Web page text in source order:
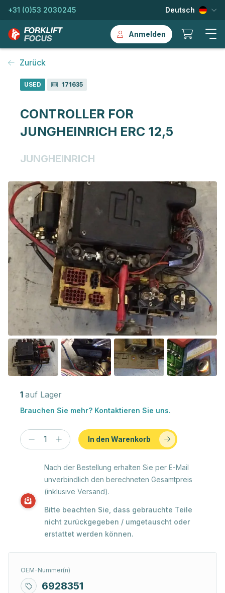
+31 (0)53 2030245 Deutsch
Anmelden
Zurück
USED 171635
CONTROLLER FOR
JUNGHEINRICH ERC 12,5
JUNGHEINRICH
1 auf Lager
Brauchen Sie mehr? Kontaktieren Sie uns.
In den Warenkorb
Nach der Bestellung erhalten Sie per E-Mail
unverbindlich den berechneten Gesamtpreis
(inklusive Versand).
Bitte beachten Sie, dass gebrauchte Teile
nicht zurückgegeben / umgetauscht oder
erstattet werden können.
OEM-Nummer(n)
6928351